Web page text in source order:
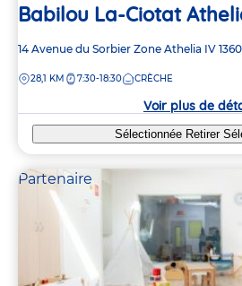
Babilou La-Ciotat
Adresse
la
14 Avenue du Sorbier Zone Athelia IV
DISTANCE
28,1 KM 7:30-18:30 CRÈCHE
Voir plus de
Sélectionnée Retirer
Partenaire